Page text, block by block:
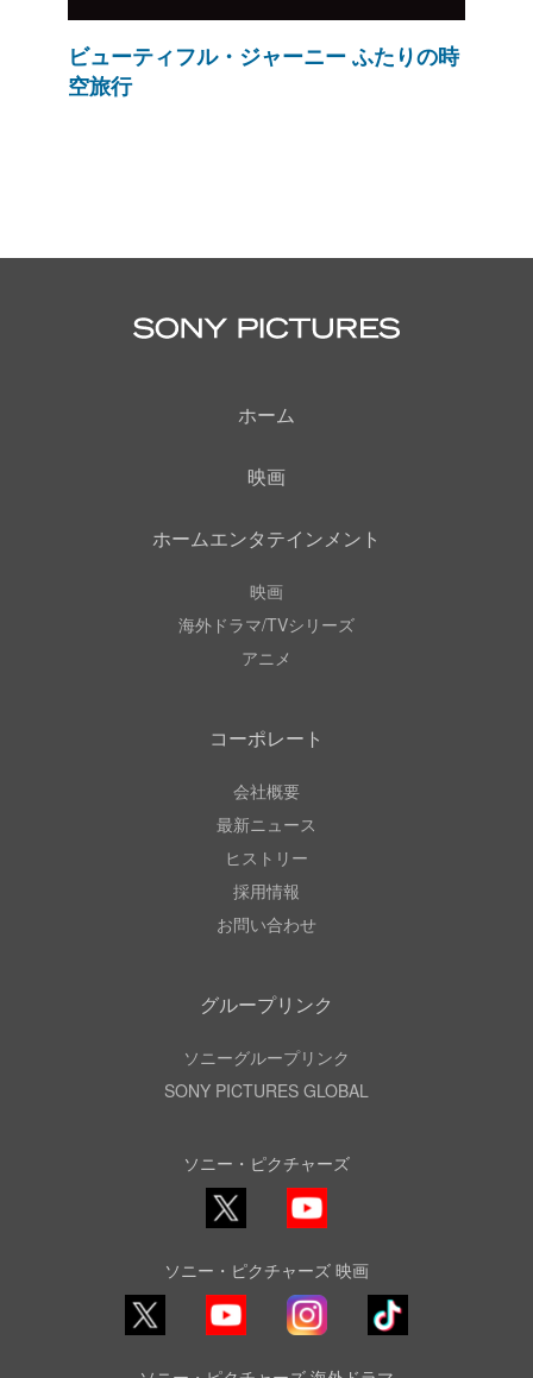
ビューティフル・ジャーニー ふたりの時
空旅行
ホーム
映画
ホームエンタテインメント
映画
海外ドラマ/TVシリーズ
アニメ
コーポレート
会社概要
最新ニュース
ヒストリー
採用情報
お問い合わせ
グループリンク
ソニーグループリンク
SONY PICTURES GLOBAL
ソニー・ピクチャーズ
X
YouTube
ソニー・ピクチャーズ 映画
YouTube Instagram
TikTok